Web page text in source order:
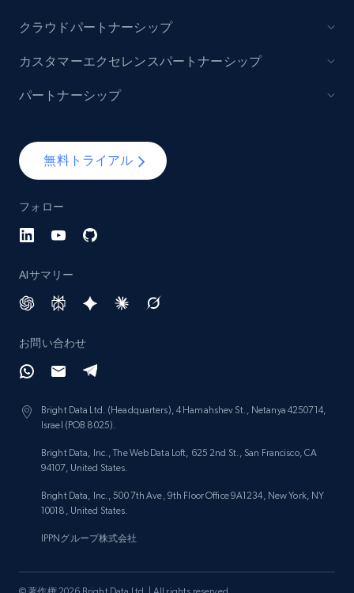
Lowes.com - Gather data on products using
URL, Domain, Marketplace pn, Sku, Other pn,
991+ 162+
URL, Domain, Marketplace pn, Sku, Other pn,
Model number, Gtin ean pn, Product name, and
more.
Lazada - Products
URL, Title, Rating, Reviews, Initial price, Final
price, Currency, Stock, and more.
無料トライアル
フォロー
AIサマリー
お問い合わせ
Bright Data Ltd. (Headquarters), 4 Hamahshev St., Netanya 4250714,
Israel (POB 8025).
Bright Data, Inc., The Web Data Loft, 625 2nd St., San Francisco, CA
94107, United States.
Bright Data, Inc., 500 7th Ave, 9th Floor Office 9A1234, New York, NY
10018, United States.
IPPNグループ株式会社
クラウドパートナーシップ
カスタマーエクセレンスパートナーシップ
パートナーシップ